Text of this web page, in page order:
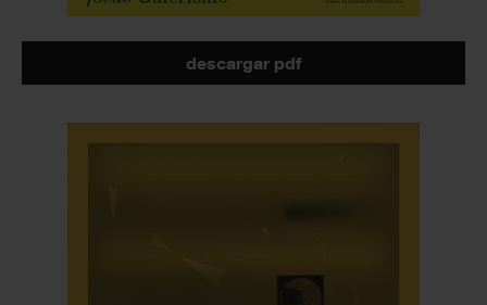
descargar pdf